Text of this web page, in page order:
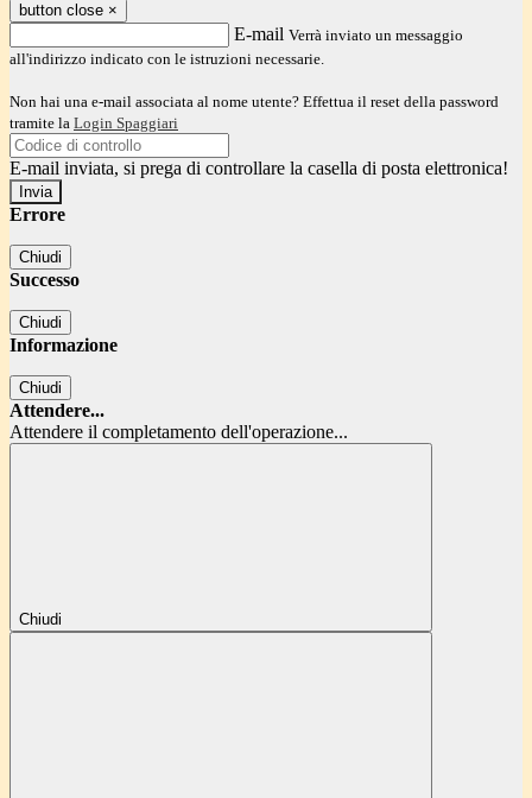
button close ×
E-mail Verrà inviato un messaggio
all'indirizzo indicato con le istruzioni necessarie.
Non hai una e-mail associata al nome utente? Effettua il reset della password
tramite la Login Spaggiari
E-mail inviata, si prega di controllare la casella di posta elettronica!
Errore
Chiudi
Successo
Chiudi
Informazione
Chiudi
Attendere...
Attendere il completamento dell'operazione...
Chiudi